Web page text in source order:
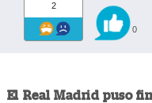
2
0
El Real Madrid puso